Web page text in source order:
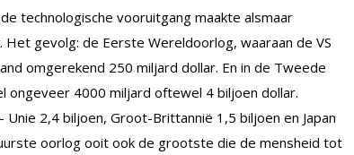
technologische vooruitgang maakte alsmaar
gevolg: de Eerste Wereldoorlog, waaraan de VS
omgerekend 250 miljard dollar. En in de Tweede
ongeveer 4000 miljard oftewel 4 biljoen dollar.
2,4 biljoen, Groot-Brittannië 1,5 biljoen en Japan
oorlog ooit ook de grootste die de mensheid tot